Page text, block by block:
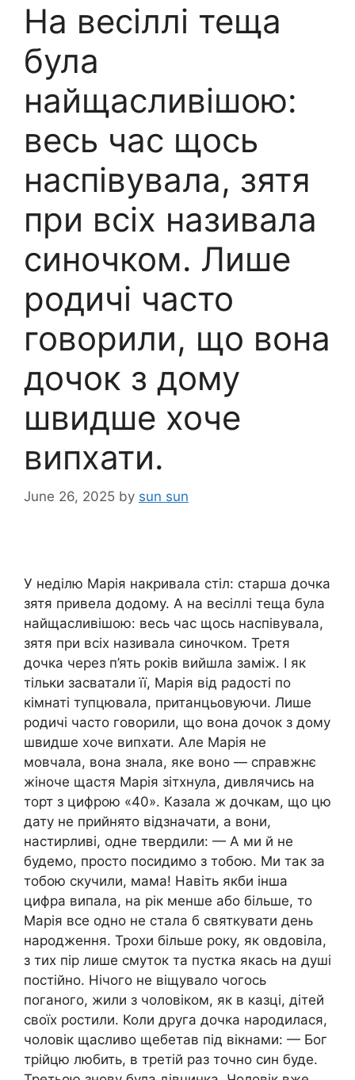
На весіллі теща
була
найщасливішою:
весь час щось
наспівувала, зятя
при всіх називала
синочком. Лише
родичі часто
говорили, що вона
дочок з дому
швидше хоче
випхати.
June 26, 2025 by sun sun
У неділю Марія накривала стіл: старша дочка
зятя привела додому. А на весіллі теща була
найщасливішою: весь час щось наспівувала,
зятя при всіх називала синочком. Третя
дочка через п’ять років вийшла заміж. І як
тільки засватали її, Марія від радості по
кімнаті тупцювала, пританцьовуючи. Лише
родичі часто говорили, що вона дочок з дому
швидше хоче випхати. Але Марія не
мовчала, вона знала, яке воно — справжнє
жіноче щастя Марія зітхнула, дивлячись на
торт з цифрою «40». Казала ж дочкам, що цю
дату не прийнято відзначати, а вони,
настирливі, одне твердили: — А ми й не
будемо, просто посидимо з тобою. Ми так за
тобою скучили, мама! Навіть якби інша
цифра випала, на рік менше або більше, то
Марія все одно не стала б святкувати день
народження. Трохи більше року, як овдовіла,
з тих пір лише смуток та пустка якась на душі
постійно. Нічого не віщувало чогось
поганого, жили з чоловіком, як в казці, дітей
своїх ростили. Коли друга дочка народилася,
чоловік щасливо щебетав під вікнами: — Бог
трійцю любить, в третій раз точно син буде.